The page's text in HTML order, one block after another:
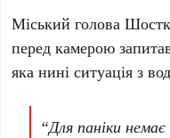
Міський голова
перед камерою
яка нині ситуація з
“Для паніки